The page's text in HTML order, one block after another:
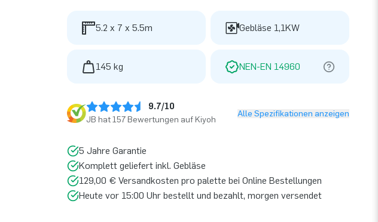
5.2 x 7 x 5.5m Gebläse 1,1KW
145 kg NEN-EN 14960
9.7/10
JB hat 157 Bewertungen auf Kiyoh
Alle Spezifikationen anzeigen
5 Jahre Garantie
Komplett geliefert inkl. Gebläse
129,00 € Versandkosten pro palette bei Online Bestellungen
Heute vor 15:00 Uhr bestellt und bezahlt, morgen versendet